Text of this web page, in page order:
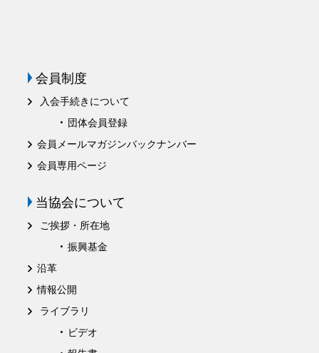
会員制度
入会手続きについて
団体会員登録
会員メールマガジンバックナンバー
会員専用ページ
当協会について
ご挨拶・所在地
振興基金
沿革
情報公開
ライブラリ
ビデオ